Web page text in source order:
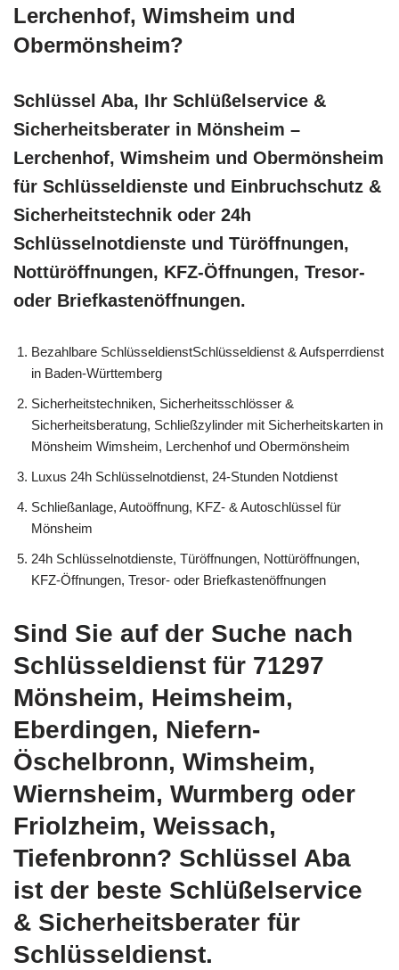
Lerchenhof, Wimsheim und
Obermönsheim?
Schlüssel Aba, Ihr Schlüßelservice &
Sicherheitsberater in Mönsheim –
Lerchenhof, Wimsheim und Obermönsheim
für Schlüsseldienste und Einbruchschutz &
Sicherheitstechnik oder 24h
Schlüsselnotdienste und Türöffnungen,
Nottüröffnungen, KFZ-Öffnungen, Tresor-
oder Briefkastenöffnungen.
Bezahlbare SchlüsseldienstSchlüsseldienst & Aufsperrdienst
in Baden-Württemberg
Sicherheitstechniken, Sicherheitsschlösser &
Sicherheitsberatung, Schließzylinder mit Sicherheitskarten in
Mönsheim Wimsheim, Lerchenhof und Obermönsheim
Luxus 24h Schlüsselnotdienst, 24-Stunden Notdienst
Schließanlage, Autoöffnung, KFZ- & Autoschlüssel für
Mönsheim
24h Schlüsselnotdienste, Türöffnungen, Nottüröffnungen,
KFZ-Öffnungen, Tresor- oder Briefkastenöffnungen
Sind Sie auf der Suche nach
Schlüsseldienst für 71297
Mönsheim, Heimsheim,
Eberdingen, Niefern-
Öschelbronn, Wimsheim,
Wiernsheim, Wurmberg oder
Friolzheim, Weissach,
Tiefenbronn? Schlüssel Aba
ist der beste Schlüßelservice
& Sicherheitsberater für
Schlüsseldienst.